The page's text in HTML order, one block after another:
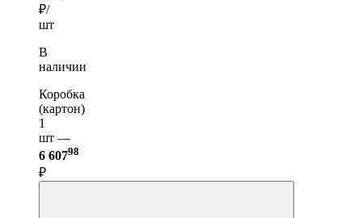
₽/
шт
В
наличии
Коробка
(картон)
1
шт —
6 60798
₽